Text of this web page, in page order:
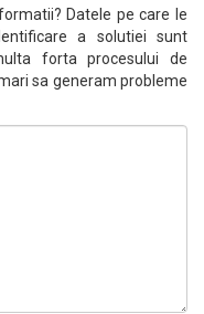
Datele pe care le
a solutiei sunt
forta procesului de
sa generam probleme